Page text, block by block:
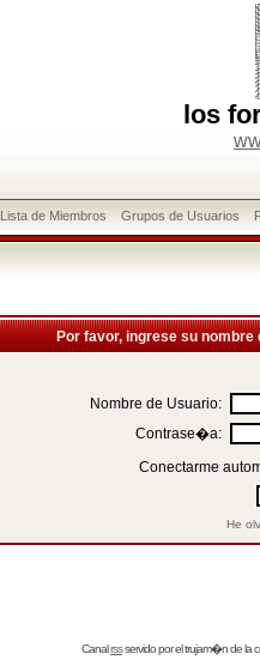
los
Lista de Miembros Grupos de Usuarios
Por favor, ingrese su
Nombre de Usuario:
Contrase�a:
Conectarme
He
Canalrssservido por eltrujam�nde la